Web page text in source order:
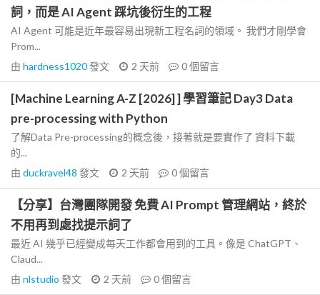
詞，而是 AI Agent 踩坑後衍生的工程
AI Agent 可能是近年最容易出現新工程名詞的領域。 我們才剛學會
Prom...
由 hardness1020發文 2 天前 0個留言
[Machine Learning A-Z [2026] ] 學習筆記 Day3 Data
pre-processing with Python
了解Data Pre-processing的概念後，接著就是要實作了 資料下載
的...
由 duckravel48 發文 2 天前 0個留言
【分享】台灣團隊開發 免費 AI Prompt 管理網站，終於
不用再到處找提示詞了
最近 AI 幾乎已經變成每天工作都會用到的工具。像是 ChatGPT、
Claud...
由 nlstudio 發文 2 天前 0個留言